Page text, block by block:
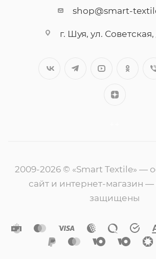
shop@smart-
г. Шуя, ул. Советская,
2009-2026 © «Smart Textile» —
сайт и интернет-магазин —
защищены